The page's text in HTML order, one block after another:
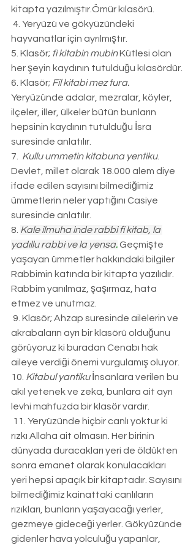
kitapta yazılmıştır.Ömür kılasörü.
hayvanatlar için ayrılmıştır.
5. Klasör; fi kitabin mubin Kütlesi olan
her şeyin kaydının tutulduğu kılasördür.
6. Klasör; Fil kitabi mez tura.
Yeryüzünde adalar, mezralar, köyler,
ilçeler, iller, ülkeler bütün bunların
hepsinin kaydının tutulduğu İsra
suresinde anlatılır.
7. Kullu ummetin kitabuna yentiku.
Devlet, millet olarak 18.000 alem diye
ifade edilen sayısını bilmediğimiz
ümmetlerin neler yaptığını Casiye
suresinde anlatılır.
8. Kale ilmuha inde rabbi fi kitab, la
yadıllu rabbi ve la yensa. Geçmişte
yaşayan ümmetler hakkındaki bilgiler
Rabbimin katında bir kitapta yazılıdır.
Rabbim yanılmaz, şaşırmaz, hata
etmez ve unutmaz.
akrabaların ayrı bir klasörü olduğunu
görüyoruz ki buradan Cenabı hak
aileye verdiği önemi vurgulamış oluyor.
10. Kitabul yantiku İnsanlara verilen bu
akıl yetenek ve zeka, bunlara ait ayrı
levhi mahfuzda bir klasör vardır.
rızkı Allaha ait olmasın. Her birinin
dünyada duracakları yeri de öldükten
sonra emanet olarak konulacakları
yeri hepsi apaçık bir kitaptadır. Sayısını
bilmediğimiz kainattaki canlıların
rızıkları, bunların yaşayacağı yerler,
gezmeye gideceği yerler. Gökyüzünde
gidenler hava yolculuğu yapanlar,